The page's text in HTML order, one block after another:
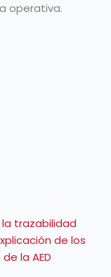
operativa.
trazabilidad
de los
la AED